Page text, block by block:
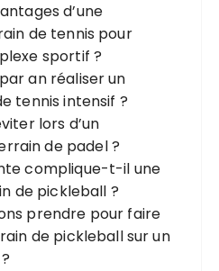
d’une
de tennis pour
sportif ?
an réaliser un
tennis intensif ?
lors d’un
de padel ?
complique-t-il une
de pickleball ?
prendre pour faire
de pickleball sur un